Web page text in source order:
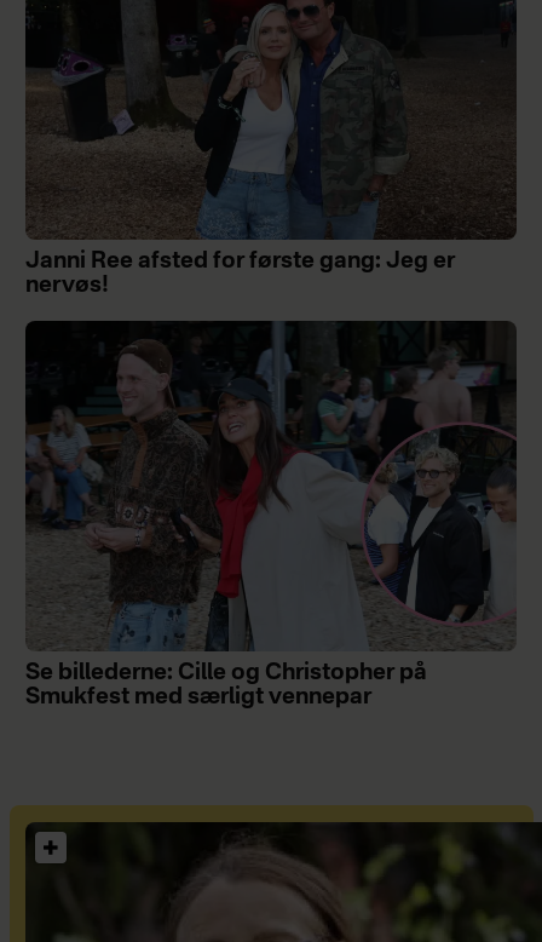
Janni Ree afsted for første gang: Jeg er
nervøs!
Se billederne: Cille og Christopher på
Smukfest med særligt vennepar